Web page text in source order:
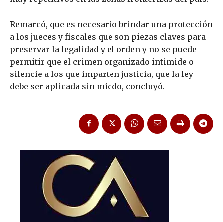
Remarcó, que es necesario brindar una protección
a los jueces y fiscales que son piezas claves para
preservar la legalidad y el orden y no se puede
permitir que el crimen organizado intimide o
silencie a los que imparten justicia, que la ley
debe ser aplicada sin miedo, concluyó.